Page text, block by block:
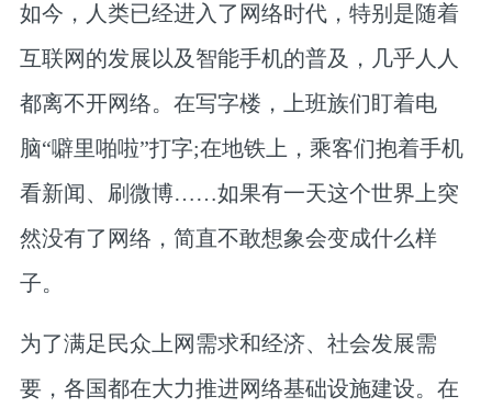
如今，人类已经进入了网络时代，特别是随着
互联网的发展以及智能手机的普及，几乎人人
都离不开网络。在写字楼，上班族们盯着电
脑“噼里啪啦”打字;在地铁上，乘客们抱着手机
看新闻、刷微博……如果有一天这个世界上突
然没有了网络，简直不敢想象会变成什么样
子。
为了满足民众上网需求和经济、社会发展需
要，各国都在大力推进网络基础设施建设。在